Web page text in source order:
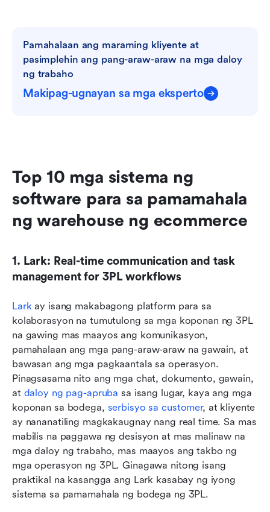
Pamahalaan ang maraming kliyente at
pasimplehin ang pang-araw-araw na mga daloy
ng trabaho
Makipag-ugnayan sa mga eksperto
Top 10 mga sistema ng
software para sa pamamahala
ng warehouse ng ecommerce
1. Lark: Real-time communication and task
management for 3PL workflows
Lark ay isang makabagong platform para sa
kolaborasyon na tumutulong sa mga koponan ng 3PL
na gawing mas maayos ang komunikasyon,
pamahalaan ang mga pang-araw-araw na gawain, at
bawasan ang mga pagkaantala sa operasyon.
Pinagsasama nito ang mga chat, dokumento, gawain,
at daloy ng pag-apruba sa isang lugar, kaya ang mga
koponan sa bodega, serbisyo sa customer, at kliyente
ay nananatiling magkakaugnay nang real time. Sa mas
mabilis na paggawa ng desisyon at mas malinaw na
mga daloy ng trabaho, mas maayos ang takbo ng
mga operasyon ng 3PL. Ginagawa nitong isang
praktikal na kasangga ang Lark kasabay ng iyong
sistema sa pamamahala ng bodega ng 3PL.